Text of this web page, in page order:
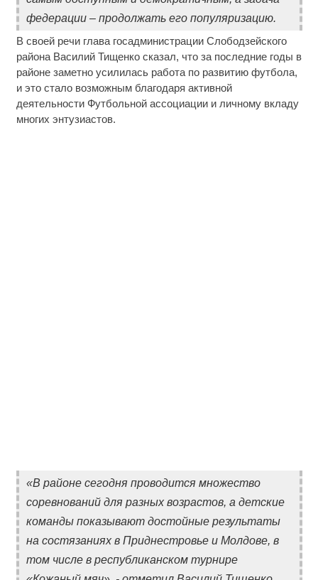
федерации – продолжать его популяризацию.
В своей речи глава госадминистрации Слободзейского
района Василий Тищенко сказал, что за последние годы в
районе заметно усилилась работа по развитию футбола,
и это стало возможным благодаря активной
деятельности Футбольной ассоциации и личному вкладу
многих энтузиастов.
«В районе сегодня проводится множество
соревнований для разных возрастов, а детские
команды показывают достойные результаты
на состязаниях в Приднестровье и Молдове, в
том числе в республиканском турнире